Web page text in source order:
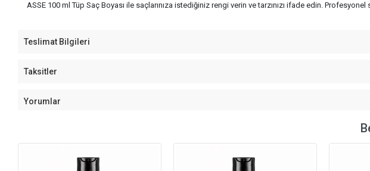
ASSE 100 ml Tüp Saç Boyası ile saçlarınıza istediğiniz rengi verin ve tarzınızı ifade edin.
Teslimat Bilgileri
Taksitler
Yorumlar